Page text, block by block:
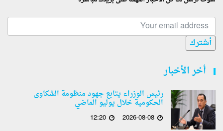
أشترك
أخر الأخبار
رئيس الوزراء يتابع جهود منظومة الشكاوى
الحكومية خلال يوليو الماضي
2026-08-08
12:20